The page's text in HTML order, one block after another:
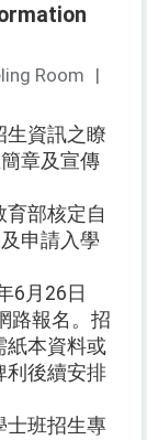
Room |
生資訊之瞭
章及宣傳
部核定自
申請入學
6月26日
路報名。招
紙本資料或
利後續安排
士班招生專